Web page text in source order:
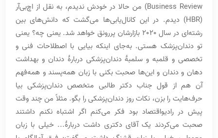
Business Review) من حالا در خودش ندیدم، به نقل از اچ‌بی‌آر
(HBR) دیدم. در این کانال‌یابی‌ها می‌گشت که دانش‌های بین
رشته‌ای در سال 2020 بازارشان پررونق خواهد شد. یعنی چه؟ یعنی
تو دندان‌پزشک هستی. به‌جای اینکه بیایی با اصطلاحات فنی و
تخصصی و قلمبه و سلمبۀ دندان‌پزشکی دربارۀ دندان و بهداشت
دهان و دندان و این‌ها صحبت بکنی با زبان همه‌پسند و همه‌فهم
آن هم از قول جناب دکتر طالبی متخصص دندان‌پزشکی بیا
حرف‌هایت را بزن، نکات روز دندان‌پزشکی را بگو. مثلاً من چند وقت
پیش در رادیواقتصاد بود فکر می‌کنم اگر اشتباه نکنم داشتند
صحبت می‌کردند یک آقای دکتری داشت دربارۀ... خیلی با زبان